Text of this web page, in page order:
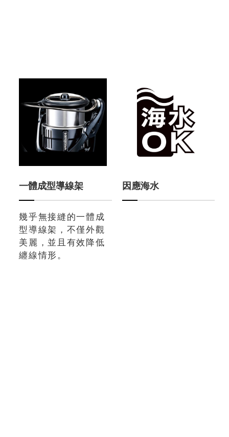
一體成型導線架
幾乎無接縫的一體成
型導線架，不僅外觀
美麗，並且有效降低
纏線情形。
因應海水